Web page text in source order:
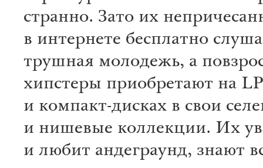
странно. Зато их
в интернете бесплатно
трушная молодежь, а
хипстеры приобретают на LP
и компакт-дисках в свои
и нишевые коллекции. Их
и любит андеграунд, знают